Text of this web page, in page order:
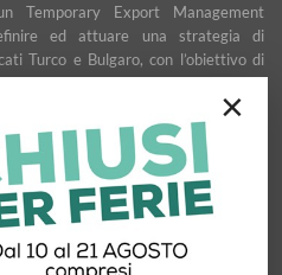
×
Temporary Export Management
ed attuare una strategia di
Turco e Bulgaro, con l’obiettivo di